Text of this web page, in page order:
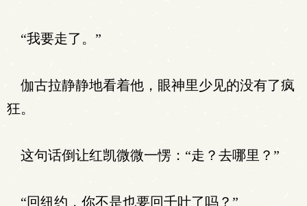
“我要走了。”
伽古拉静静地看着他，眼神里少见的没有了疯
狂。
这句话倒让红凯微微一愣：“走？去哪里？”
“回纽约，你不是也要回千叶了吗？”